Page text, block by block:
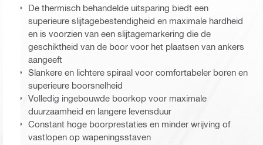
De thermisch behandelde uitsparing biedt een
superieure slijtagebestendigheid en maximale hardheid
en is voorzien van een slijtagemarkering die de
geschiktheid van de boor voor het plaatsen van ankers
aangeeft
Slankere en lichtere spiraal voor comfortabeler boren en
superieure boorsnelheid
Volledig ingebouwde boorkop voor maximale
duurzaamheid en langere levensduur
Constant hoge boorprestaties en minder wrijving of
vastlopen op wapeningsstaven